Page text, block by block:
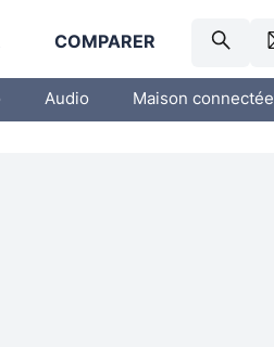
COMPARER
Audio Maison connectée